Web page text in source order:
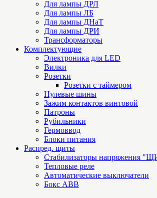
Для лампы ДРЛ
Для лампы ЛБ
Для лампы ДНаТ
Для лампы ДРИ
Трансформаторы
Комплектующие
Электроника для LED
Вилки
Розетки
Розетки с таймером
Нулевые шины
Зажим контактов винтовой
Патроны
Рубильники
Гермоввод
Блоки питания
Распред. щиты
Стабилизаторы напряжения
Тепловые реле
Автоматические выключатели
Бокс ABB